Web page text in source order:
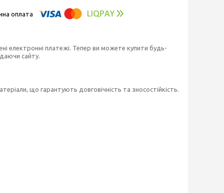
електронні платежі. Тепер ви можете купити будь-
сайту.
що гарантують довговічність та зносостійкість.